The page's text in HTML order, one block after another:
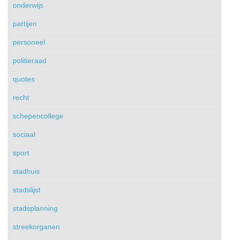
onderwijs
partijen
personeel
politieraad
quotes
recht
schepencollege
sociaal
sport
stadhuis
stadslijst
stadsplanning
streekorganen